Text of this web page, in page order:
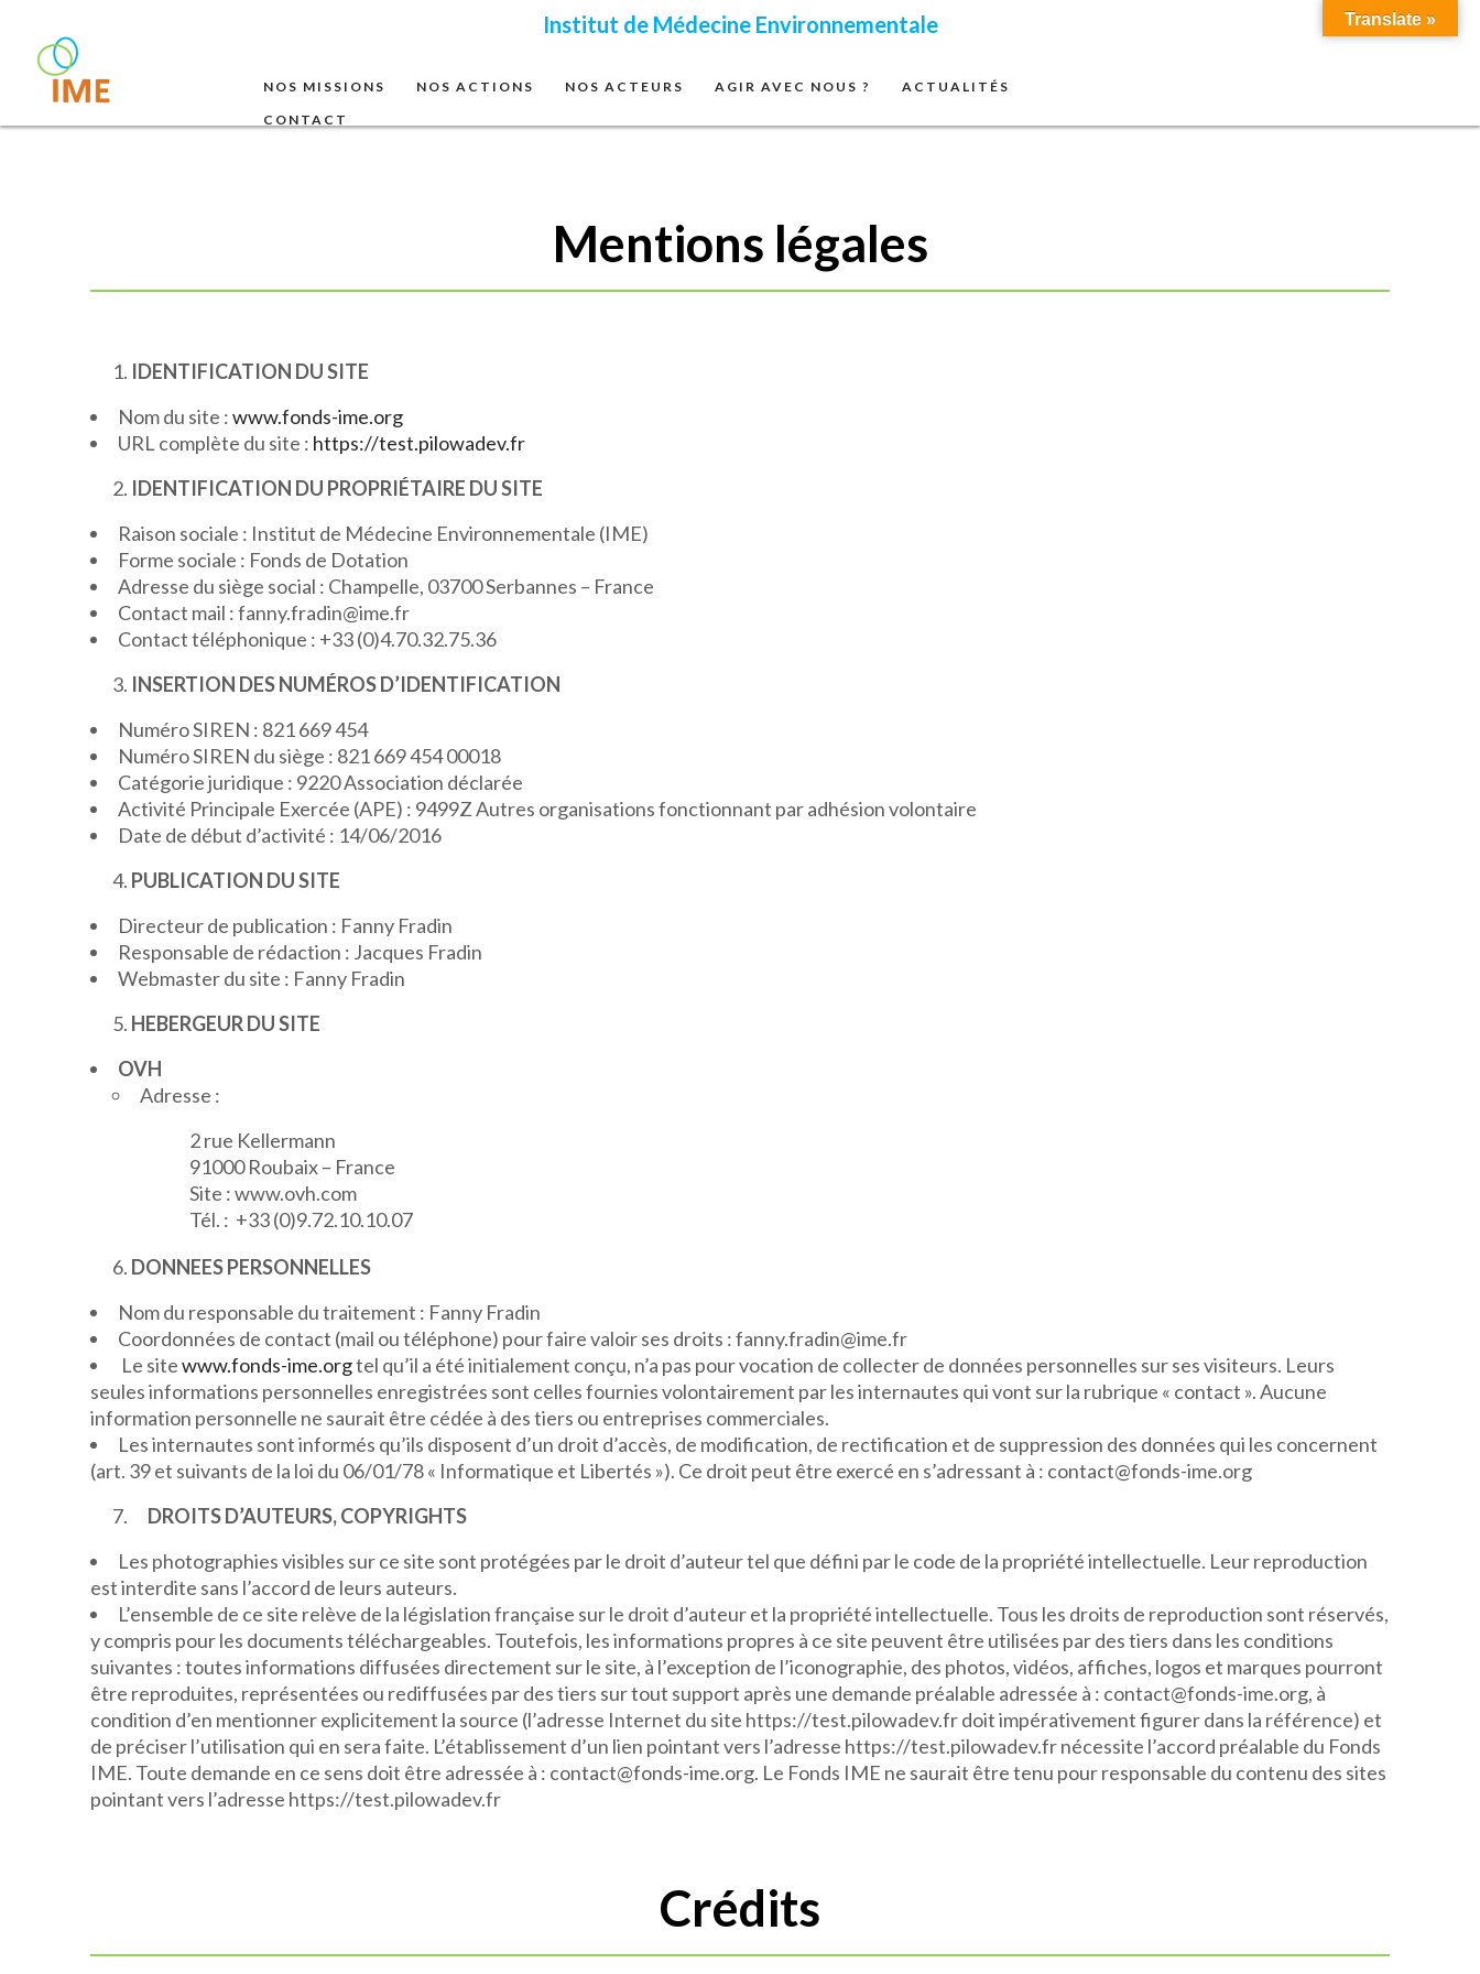
Institut de Médecine Environnementale
NOS MISSIONS NOS ACTIONS NOS ACTEURS AGIR AVEC NOUS ?
ACTUALITÉS
CONTACT
Mentions légales
IDENTIFICATION DU SITE
Nom du site :www.fonds-ime.org
URL complète du site : https://test.pilowadev.fr
IDENTIFICATION DU PROPRIÉTAIRE DU SITE
Raison sociale : Institut de Médecine Environnementale (IME)
Forme sociale : Fonds de Dotation
Adresse du siège social : Champelle, 03700 Serbannes – France
Contact mail : fanny.fradin@ime.fr
Contact téléphonique : +33 (0)4.70.32.75.36
INSERTION DES NUMÉROS D’IDENTIFICATION
Numéro SIREN : 821 669 454
Numéro SIREN du siège : 821 669 454 00018
Catégorie juridique : 9220 Association déclarée
Activité Principale Exercée (APE) : 9499Z Autres organisations fonctionnant par adhésion volontaire
Date de début d’activité : 14/06/2016
PUBLICATION DU SITE
Directeur de publication : Fanny Fradin
Responsable de rédaction : Jacques Fradin
Webmaster du site : Fanny Fradin
HEBERGEUR DU SITE
OVH
Adresse :
2 rue Kellermann
91000 Roubaix – France
Site : www.ovh.com
Tél. : +33 (0)9.72.10.10.07
DONNEES PERSONNELLES
Nom du responsable du traitement : Fanny Fradin
Coordonnées de contact (mail ou téléphone) pour faire valoir ses droits : fanny.fradin@ime.fr
Le sitewww.fonds-ime.orgtel qu’il a été initialement conçu, n’a pas pour vocation de collecter de données personnelles sur ses visiteurs. Leurs
seules informations personnelles enregistrées sont celles fournies volontairement par les internautes qui vont sur la rubrique « contact ». Aucune
information personnelle ne saurait être cédée à des tiers ou entreprises commerciales.
Les internautes sont informés qu’ils disposent d’un droit d’accès, de modification, de rectification et de suppression des données qui les concernent
(art. 39 et suivants de la loi du 06/01/78 « Informatique et Libertés »). Ce droit peut être exercé en s’adressant à : contact@fonds-ime.org
DROITS D’AUTEURS, COPYRIGHTS
Les photographies visibles sur ce site sont protégées par le droit d’auteur tel que défini par le code de la propriété intellectuelle. Leur reproduction
est interdite sans l’accord de leurs auteurs.
L’ensemble de ce site relève de la législation française sur le droit d’auteur et la propriété intellectuelle. Tous les droits de reproduction sont réservés,
y compris pour les documents téléchargeables. Toutefois, les informations propres à ce site peuvent être utilisées par des tiers dans les conditions
suivantes : toutes informations diffusées directement sur le site, à l’exception de l’iconographie, des photos, vidéos, affiches, logos et marques pourront
être reproduites, représentées ou rediffusées par des tiers sur tout support après une demande préalable adressée à : contact@fonds-ime.org, à
condition d’en mentionner explicitement la source (l’adresse Internet du site https://test.pilowadev.fr doit impérativement figurer dans la référence) et
de préciser l’utilisation qui en sera faite. L’établissement d’un lien pointant vers l’adresse https://test.pilowadev.fr nécessite l’accord préalable du Fonds
IME. Toute demande en ce sens doit être adressée à : contact@fonds-ime.org. Le Fonds IME ne saurait être tenu pour responsable du contenu des sites
pointant vers l’adresse https://test.pilowadev.fr
Crédits
Translate »